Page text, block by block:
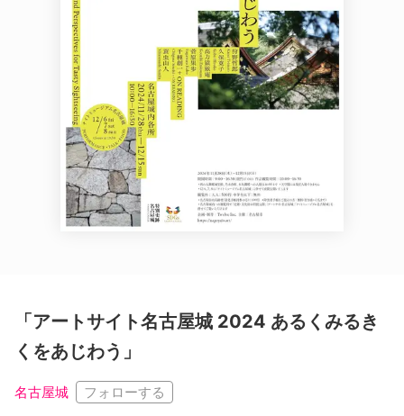
「アートサイト名古屋城 2024 あるくみるき
くをあじわう」
名古屋城 フォローする